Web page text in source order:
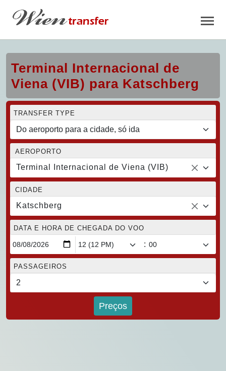
Terminal Internacional de
Viena (VIB) para Katschberg
TRANSFER TYPE
AEROPORTO
Terminal Internacional de Viena (VIB)
CIDADE
Katschberg
DATA E HORA DE CHEGADA DO VOO
:
PASSAGEIROS
Preços